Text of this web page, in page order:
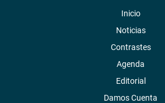
Inicio
Noticias
Contrastes
Agenda
Editorial
Damos Cuenta